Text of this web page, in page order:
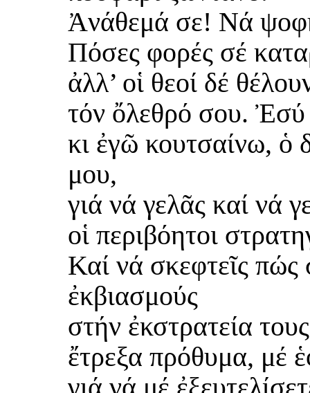
Ἀνάθεμά σε! Νά
Πόσες φορές σέ
ἀλλ’ οἱ θεοί δέ
τόν ὄλεθρό σου. Ἐσύ
κι ἐγῶ κουτσαίνω, ὁ
μου,
γιά νά γελᾶς καί νά
οἱ περιβόητοι
Καί νά σκεφτεῖς πώς
ἐκβιασμούς
στήν ἐκστρατεία
ἔτρεξα πρόθυμα, μέ